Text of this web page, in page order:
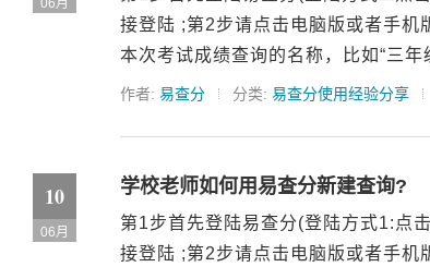
接登陆 ;第2步请点击电脑版或者手机
本次考试成绩查询的名称，比如“三年
作者: 易查分 分类: 易查分使用经验分享
10
06月
学校老师如何用易查分新建查询?
第1步首先登陆易查分(登陆方式1:点
接登陆 ;第2步请点击电脑版或者手机